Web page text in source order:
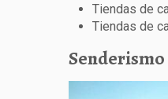
Tiendas de
Tiendas de
Senderismo